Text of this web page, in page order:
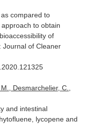
compared to
to obtain
of
Journal of Cleaner
Desmarchelier, C.,
and intestinal
lycopene and